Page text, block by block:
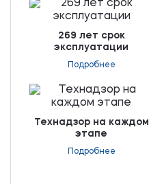
269 лет срок
эксплуатации
Подробнее
Технадзор на каждом
этапе
Подробнее